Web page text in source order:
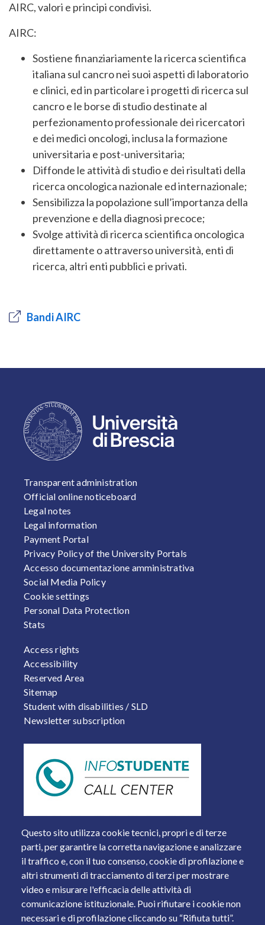
AIRC, valori e principi condivisi.
AIRC:
Sostiene finanziariamente la ricerca scientifica
italiana sul cancro nei suoi aspetti di laboratorio
e clinici, ed in particolare i progetti di ricerca sul
cancro e le borse di studio destinate al
perfezionamento professionale dei ricercatori
e dei medici oncologi, inclusa la formazione
universitaria e post-universitaria;
Diffonde le attività di studio e dei risultati della
ricerca oncologica nazionale ed internazionale;
Sensibilizza la popolazione sull’importanza della
prevenzione e della diagnosi precoce;
Svolge attività di ricerca scientifica oncologica
direttamente o attraverso università, enti di
ricerca, altri enti pubblici e privati.
Bandi AIRC
Questo sito utilizza cookie tecnici, propri e di terze
parti, per garantire la corretta navigazione e analizzare
il traffico e, con il tuo consenso, cookie di profilazione e
altri strumenti di tracciamento di terzi per mostrare
video e misurare l'efficacia delle attività di
comunicazione istituzionale. Puoi rifiutare i cookie non
necessari e di profilazione cliccando su “Rifiuta tutti”.
FOOTER 1
Transparent administration
Official online noticeboard
Legal notes
Legal information
Payment Portal
Privacy Policy of the University Portals
Accesso documentazione amministrativa
Social Media Policy
Cookie settings
Personal Data Protection
Stats
FOOTER 2
Access rights
Accessibility
Reserved Area
Sitemap
Student with disabilities / SLD
Newsletter subscription